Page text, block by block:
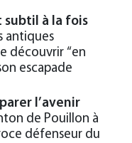
subtil à la fois
antiques
découvrir “en
escapade
l’avenir
de Pouillon à
défenseur du